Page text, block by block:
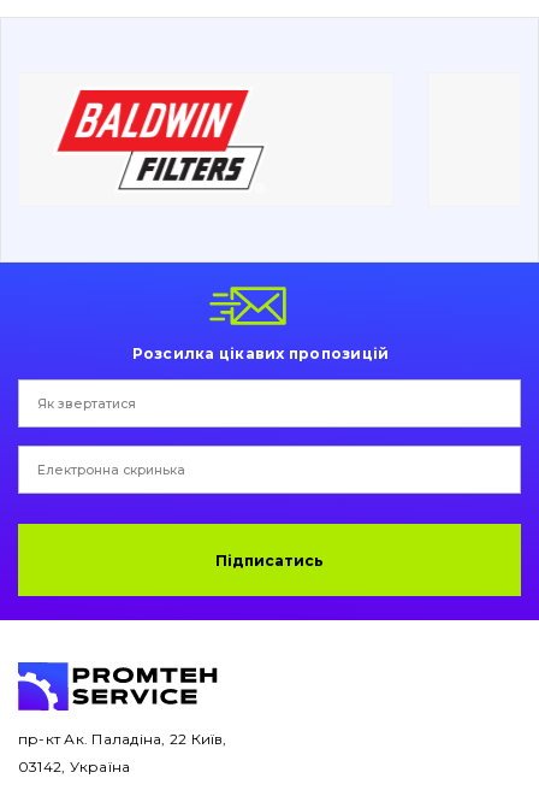
Ножі, ріжучі кромки
Захист (ковша, адаптера)
Трансмісія
Рама і кузов
Буровий інструмент
Електрообладнання
написати
Розсилка цікавих пропозицій
Підписатись
пр-кт Ак. Паладіна, 22 Київ,
03142, Україна